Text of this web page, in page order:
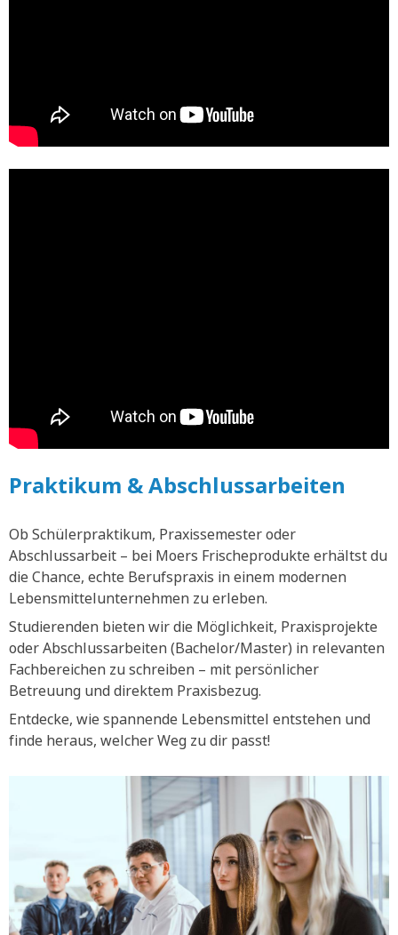
Praktikum & Abschlussarbeiten
Ob Schülerpraktikum, Praxissemester oder
Abschlussarbeit – bei Moers Frischeprodukte erhältst du
die Chance, echte Berufspraxis in einem modernen
Lebensmittelunternehmen zu erleben.
Studierenden bieten wir die Möglichkeit, Praxisprojekte
oder Abschlussarbeiten (Bachelor/Master) in relevanten
Fachbereichen zu schreiben – mit persönlicher
Betreuung und direktem Praxisbezug.
Entdecke, wie spannende Lebensmittel entstehen und
finde heraus, welcher Weg zu dir passt!